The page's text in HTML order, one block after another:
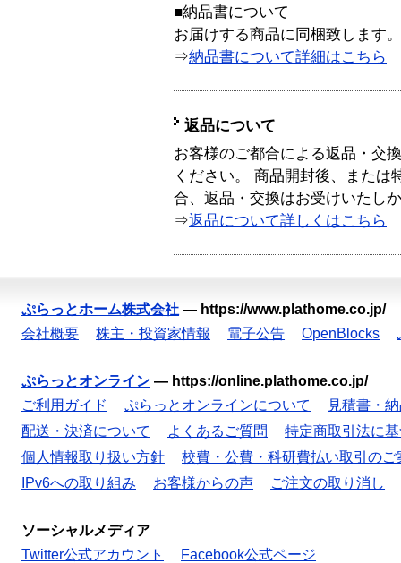
■納品書について
お届けする商品に同梱致します。
⇒納品書について詳細はこちら
返品について
お客様のご都合による返品・交
ください。 商品開封後、または
合、返品・交換はお受けいたし
⇒返品について詳しくはこちら
ぷらっとホーム株式会社 — https://www.plathome.co.jp/
会社概要
株主・投資家情報 電子公告 OpenBlocks
ぷらっとオンライン — https://online.plathome.co.jp/
ご利用ガイド
ぷらっとオンラインについて
見積書・
配送・決済について
よくあるご質問
特定商取引法に
個人情報取り扱い方針
校費・公費・科研費払い取引のご
IPv6への取り組み
お客様からの声 ご注文の取り消し
ソーシャルメディア
Twitter公式アカウント
Facebook公式ページ